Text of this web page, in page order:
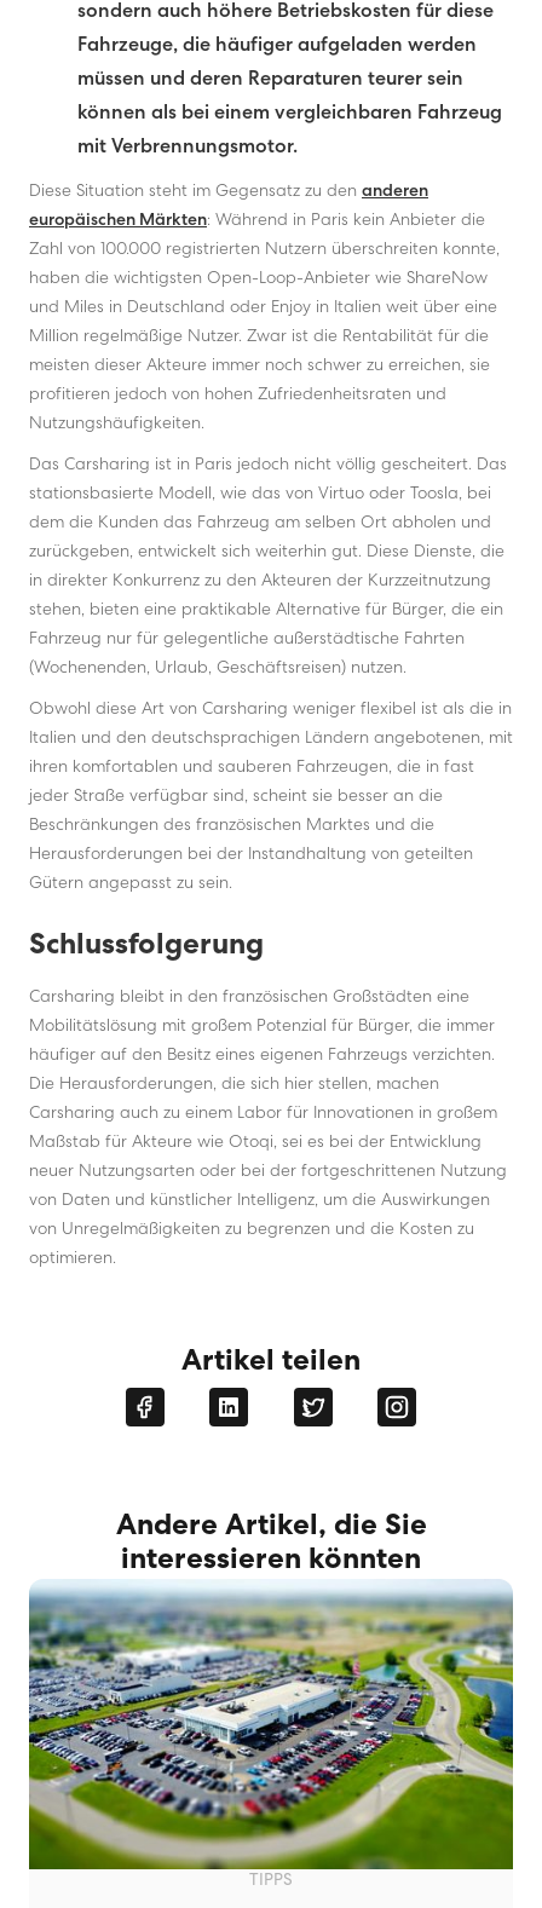
sondern auch höhere Betriebskosten für diese
Fahrzeuge, die häufiger aufgeladen werden
müssen und deren Reparaturen teurer sein
können als bei einem vergleichbaren Fahrzeug
mit Verbrennungsmotor.
Diese Situation steht im Gegensatz zu den anderen
europäischen Märkten: Während in Paris kein Anbieter die
Zahl von 100.000 registrierten Nutzern überschreiten konnte,
haben die wichtigsten Open-Loop-Anbieter wie ShareNow
und Miles in Deutschland oder Enjoy in Italien weit über eine
Million regelmäßige Nutzer. Zwar ist die Rentabilität für die
meisten dieser Akteure immer noch schwer zu erreichen, sie
profitieren jedoch von hohen Zufriedenheitsraten und
Nutzungshäufigkeiten.
Das Carsharing ist in Paris jedoch nicht völlig gescheitert. Das
stationsbasierte Modell, wie das von Virtuo oder Toosla, bei
dem die Kunden das Fahrzeug am selben Ort abholen und
zurückgeben, entwickelt sich weiterhin gut. Diese Dienste, die
in direkter Konkurrenz zu den Akteuren der Kurzzeitnutzung
stehen, bieten eine praktikable Alternative für Bürger, die ein
Fahrzeug nur für gelegentliche außerstädtische Fahrten
(Wochenenden, Urlaub, Geschäftsreisen) nutzen.
Obwohl diese Art von Carsharing weniger flexibel ist als die in
Italien und den deutschsprachigen Ländern angebotenen, mit
ihren komfortablen und sauberen Fahrzeugen, die in fast
jeder Straße verfügbar sind, scheint sie besser an die
Beschränkungen des französischen Marktes und die
Herausforderungen bei der Instandhaltung von geteilten
Gütern angepasst zu sein.
Schlussfolgerung
Carsharing bleibt in den französischen Großstädten eine
Mobilitätslösung mit großem Potenzial für Bürger, die immer
häufiger auf den Besitz eines eigenen Fahrzeugs verzichten.
Die Herausforderungen, die sich hier stellen, machen
Carsharing auch zu einem Labor für Innovationen in großem
Maßstab für Akteure wie Otoqi, sei es bei der Entwicklung
neuer Nutzungsarten oder bei der fortgeschrittenen Nutzung
von Daten und künstlicher Intelligenz, um die Auswirkungen
von Unregelmäßigkeiten zu begrenzen und die Kosten zu
optimieren.
Artikel teilen
Andere Artikel, die Sie
interessieren könnten
TIPPS